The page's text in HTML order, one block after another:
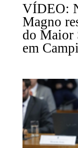
VÍDEO:
Magno
do Maior
em